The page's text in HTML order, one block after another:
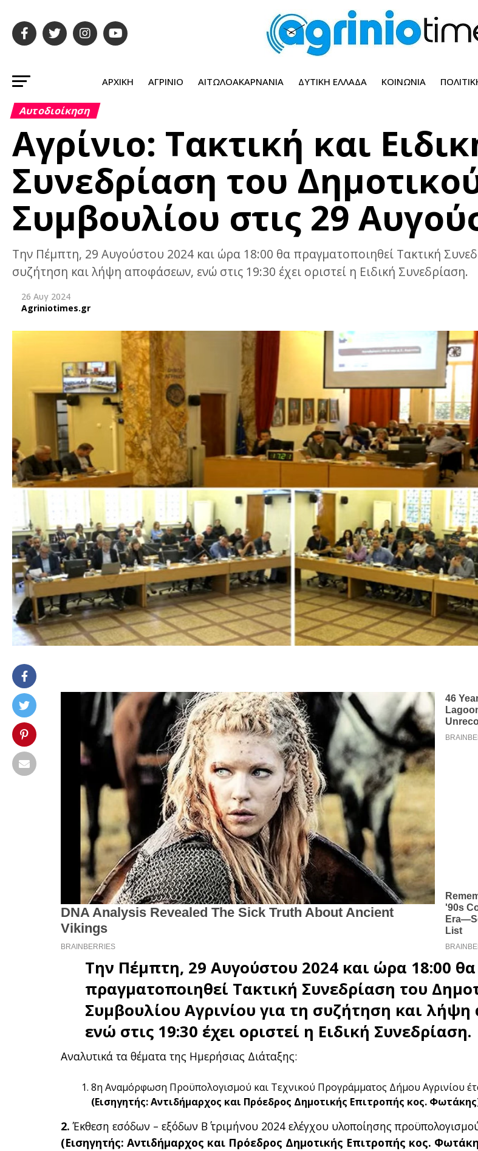
ΑΡΧΙΚΉ ΑΓΡΊΝΙΟ ΑΙΤΩΛΟΑΚΑΡΝΑΝΊΑ ΔΥΤΙΚΉ ΕΛΛΆΔΑ ΚΟΙΝΩΝΊΑ
Αυτοδιοίκηση
Αγρίνιο: Τακτική και
Συνεδρίαση του
Συμβουλίου στις 29
Την Πέμπτη, 29 Αυγούστου 2024 και ώρα 18:00 θα πραγματοποιηθεί Τακτική
συζήτηση και λήψη αποφάσεων, ενώ στις 19:30 έχει οριστεί η Ειδική Συνεδρίαση.
26 Αυγ 2024
Agriniotimes.gr
Την Πέμπτη, 29 Αυγούστου 2024 και ώρα 18:00 θα
πραγματοποιηθεί Τακτική Συνεδρίαση του
Συμβουλίου Αγρινίου για τη συζήτηση και
ενώ στις 19:30 έχει οριστεί η Ειδική Συνεδρίαση.
Αναλυτικά τα θέματα της Ημερήσιας Διάταξης:
8η Αναμόρφωση Προϋπολογισμού και Τεχνικού Προγράμματος Δήμου Αγρινίου
(Εισηγητής: Αντιδήμαρχος και Πρόεδρος Δημοτικής Επιτροπής κος.
2. Έκθεση εσόδων – εξόδων Β΄ τριμήνου 2024 ελέγχου υλοποίησης
(Εισηγητής: Αντιδήμαρχος και Πρόεδρος Δημοτικής Επιτροπής κος.